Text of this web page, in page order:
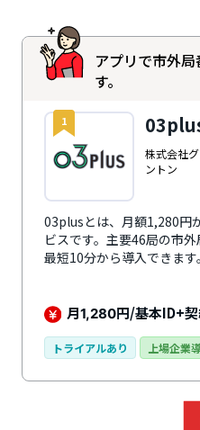
アプリで市外
す。
1
株式会社
ントン
03plusとは、月額1,280円
ビスです。主要46局の市
最短10分から導入できま
発着信が可能で、IVRや
応対を効率化。電話回線
IVR・FAXをクラウドで一
えた運用が可能です。自
的に行えます。
月1,280円/基本ID+
トライアルあり 上場企業